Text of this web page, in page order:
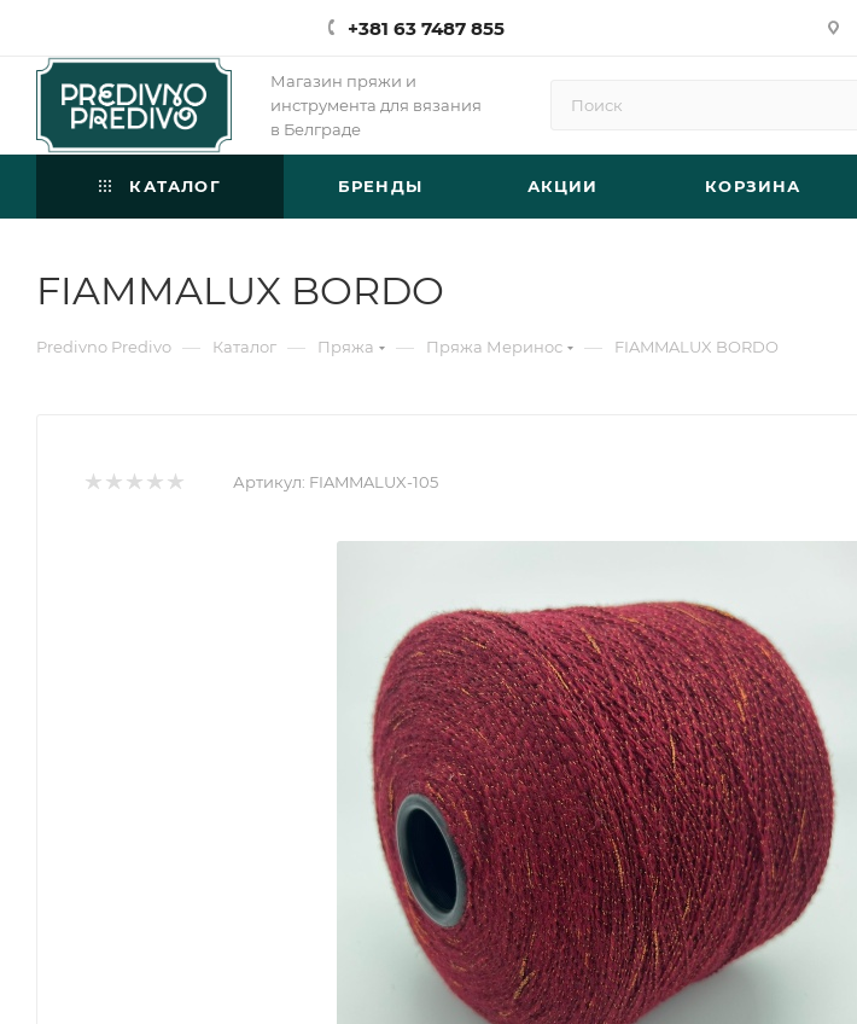
+381 63 7487 855
Магазин пряжи и
инструмента для вязания
в Белграде
КАТАЛОГ БРЕНДЫ АКЦИИ КОРЗИНА
FIAMMALUX BORDO
Predivno Predivo — Каталог — Пряжа — Пряжа Меринос — FIAMMALUX BORDO
Артикул: FIAMMALUX-105